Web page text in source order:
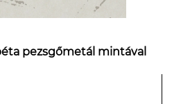
pezsgőmetál mintával